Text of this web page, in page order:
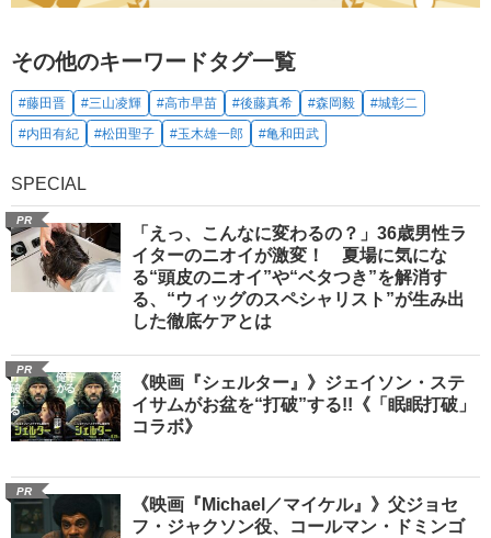
その他のキーワードタグ一覧
#藤田晋 #三山凌輝 #高市早苗 #後藤真希 #森岡毅
#城彰二
#内田有紀
#松田聖子 #玉木雄一郎 #亀和田武
SPECIAL
PR
「えっ、こんなに変わるの？」36歳男性ラ
イターのニオイが激変！ 夏場に気にな
る“頭皮のニオイ”や“ベタつき”を解消す
る、“ウィッグのスペシャリスト”が生み出
した徹底ケアとは
PR
《映画『シェルター』》ジェイソン・ステ
イサムがお盆を“打破”する!!《「眠眠打破」
コラボ》
PR
《映画『Michael／マイケル』》父ジョセ
フ・ジャクソン役、コールマン・ドミンゴ